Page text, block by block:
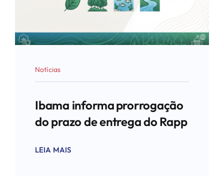
Notícias
Ibama informa prorrogação
do prazo de entrega do Rapp
LEIA MAIS